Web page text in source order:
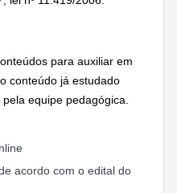
para auxiliar em
conteúdo já estudado
equipe pedagógica.
acordo com o edital do